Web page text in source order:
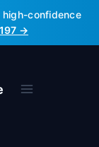
confidence
→